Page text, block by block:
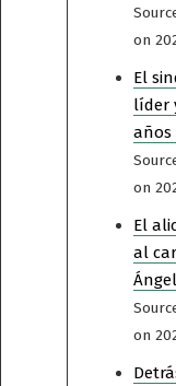
on
El
líder
on
El
al
on